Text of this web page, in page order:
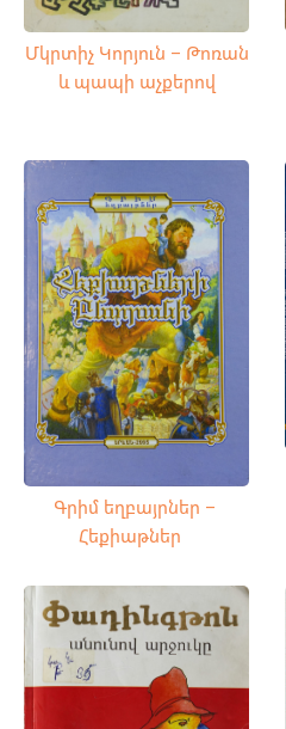
Մկրտիչ Կորյուն – Թոռան
և պապի աչքերով
Գրիմ եղբայրներ –
Հեքիաթներ